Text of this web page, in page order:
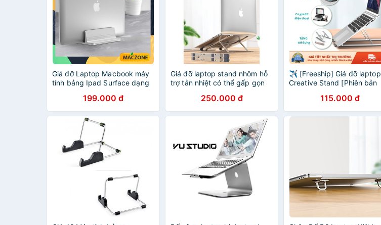
Giá đỡ Laptop Macbook máy
tính bảng Ipad Surface dạng
Crossline - laptop stand
199.000 đ
Giá đỡ laptop stand nhôm hỗ
trợ tản nhiệt có thể gấp gọn
250.000 đ
✈️ [Freeship] Giá đỡ laptop
Creative Stand [Phiên bản
115.000 đ